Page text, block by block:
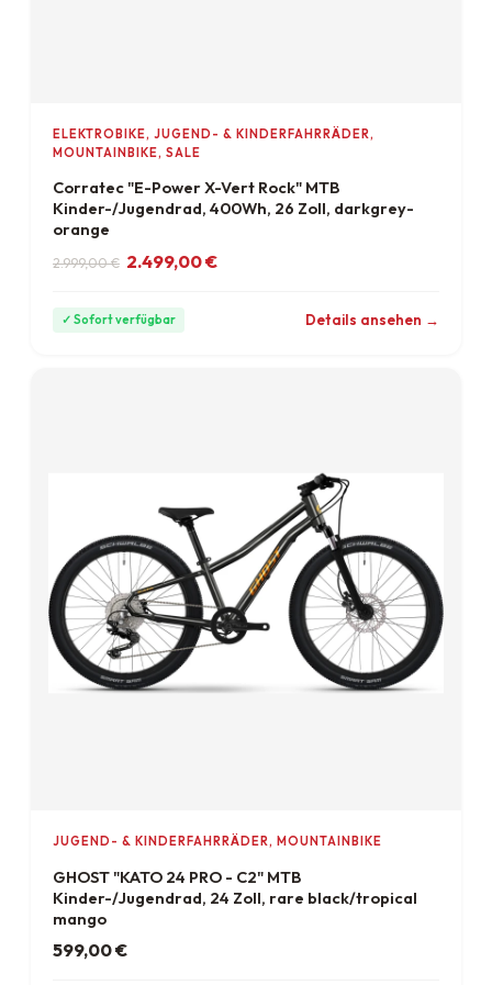
ELEKTROBIKE, JUGEND- & KINDERFAHRRÄDER,
MOUNTAINBIKE, SALE
Corratec "E-Power X-Vert Rock" MTB
Kinder-/Jugendrad, 400Wh, 26 Zoll, darkgrey-
orange
2.999,00€
Ursprünglicher Preis war: 2.999,00 €
2.499,00€
Aktueller Preis ist: 2.499,00 €.
✓ Sofort verfügbar Details ansehen →
JUGEND- & KINDERFAHRRÄDER, MOUNTAINBIKE
GHOST "KATO 24 PRO - C2" MTB
Kinder-/Jugendrad, 24 Zoll, rare black/tropical
mango
599,00€